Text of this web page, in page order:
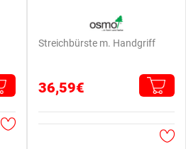
Streichbürste m. Handgriff
36,59€